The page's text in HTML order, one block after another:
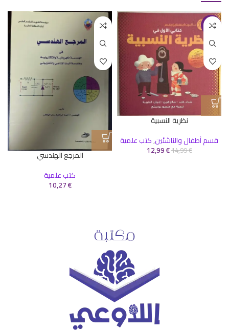
-13%
نظرية النسبية
قسم أطفال والناشئين,كتب علمية
14,99€
12,99€
المرجع الهندسي
كتب علمية
10,27€